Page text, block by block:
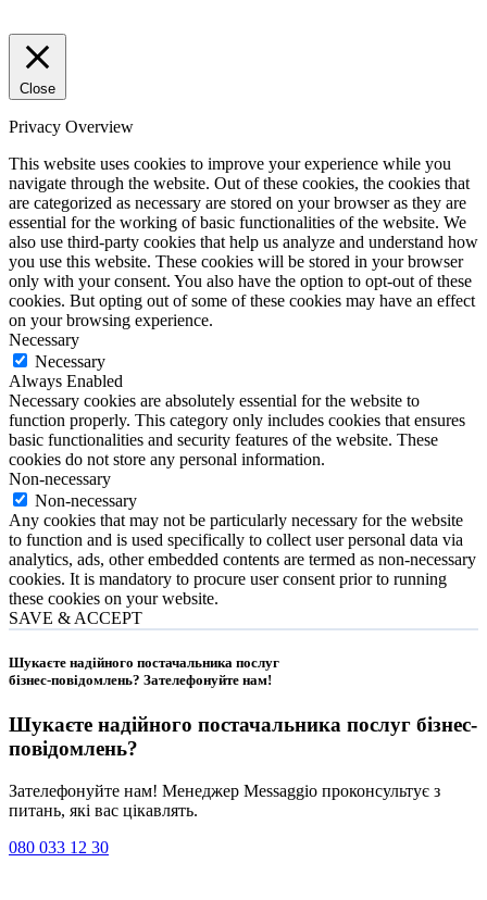
Close
Privacy Overview
This website uses cookies to improve your experience while you
navigate through the website. Out of these cookies, the cookies that
are categorized as necessary are stored on your browser as they are
essential for the working of basic functionalities of the website. We
also use third-party cookies that help us analyze and understand how
you use this website. These cookies will be stored in your browser
only with your consent. You also have the option to opt-out of these
cookies. But opting out of some of these cookies may have an effect
on your browsing experience.
Necessary
Necessary
Always Enabled
Necessary cookies are absolutely essential for the website to
function properly. This category only includes cookies that ensures
basic functionalities and security features of the website. These
cookies do not store any personal information.
Non-necessary
Non-necessary
Any cookies that may not be particularly necessary for the website
to function and is used specifically to collect user personal data via
analytics, ads, other embedded contents are termed as non-necessary
cookies. It is mandatory to procure user consent prior to running
these cookies on your website.
SAVE & ACCEPT
Шукаєте надійного постачальника послуг
бізнес-повідомлень? Зателефонуйте нам!
Шукаєте надійного постачальника послуг бізнес-
повідомлень?
Зателефонуйте нам! Менеджер Messaggio проконсультує з
питань, які вас цікавлять.
080 033 12 30